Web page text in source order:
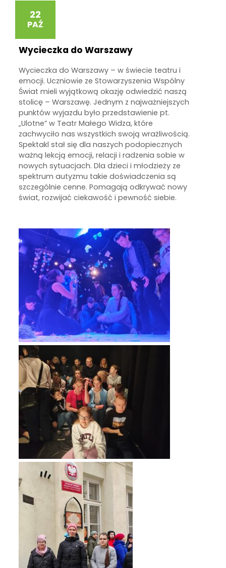
22
PAŹ
Wycieczka do Warszawy
Wycieczka do Warszawy – w świecie teatru i
emocji. Uczniowie ze Stowarzyszenia Wspólny
Świat mieli wyjątkową okazję odwiedzić naszą
stolicę – Warszawę. Jednym z najważniejszych
punktów wyjazdu było przedstawienie pt.
„Ulotne” w Teatr Małego Widza, które
zachwyciło nas wszystkich swoją wrażliwością.
Spektakl stał się dla naszych podopiecznych
ważną lekcją emocji, relacji i radzenia sobie w
nowych sytuacjach. Dla dzieci i młodzieży ze
spektrum autyzmu takie doświadczenia są
szczególnie cenne. Pomagają odkrywać nowy
świat, rozwijać ciekawość i pewność siebie.